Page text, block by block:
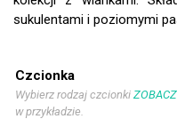
sukulentami i poziomymi
Czcionka
Wybierz rodzaj czcionki ZOBACZ
w przykładzie.